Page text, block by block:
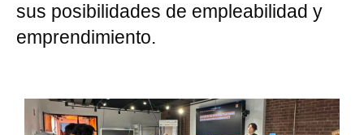
sus posibilidades de empleabilidad y
emprendimiento.